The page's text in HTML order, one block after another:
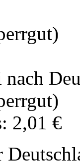
nach
2,01 €